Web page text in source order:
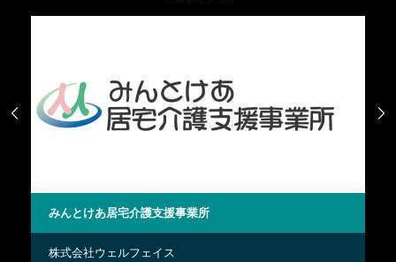
みんとけあ居宅介護支援事業所
株式会社ウェルフェイス
 